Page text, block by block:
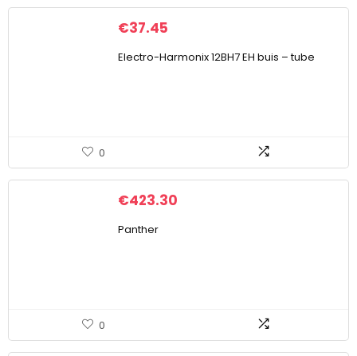
€37.45
Electro-Harmonix 12BH7 EH buis – tube
0
€423.30
Panther
0